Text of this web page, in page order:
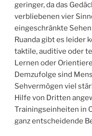
geringer, da das
verbliebenen vier
eingeschränkte
Ruanda gibt es leider
taktile, auditive oder
Lernen oder
Demzufolge sind
Sehvermögen viel
Hilfe von Dritten
Trainingseinheiten in
ganz entscheidende